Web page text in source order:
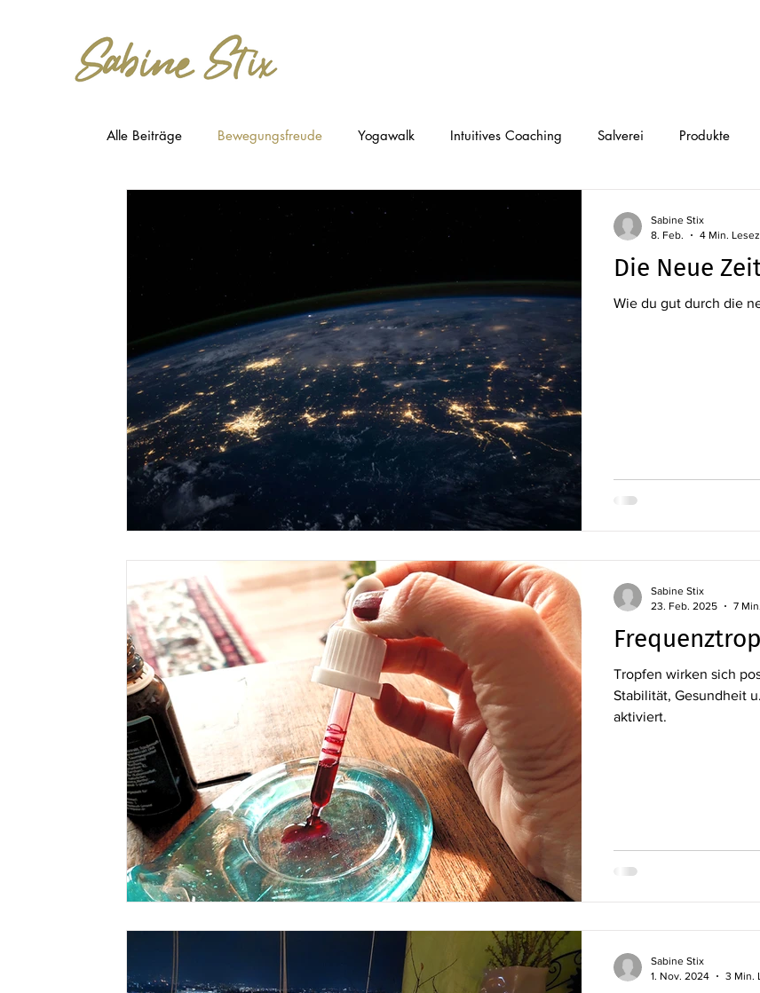
Alle Beiträge Bewegungsfreude Yogawalk Intuitives Coaching Salverei Produkte
Die Neue
Wie du gut durch die
Sabine Stix
8. Feb.
4 Min.
Tropfen wirken sich
Stabilität, Gesundheit
aktiviert.
Sabine Stix
23. Feb. 2025
7
Sabine Stix
1. Nov. 2024
3 Min.